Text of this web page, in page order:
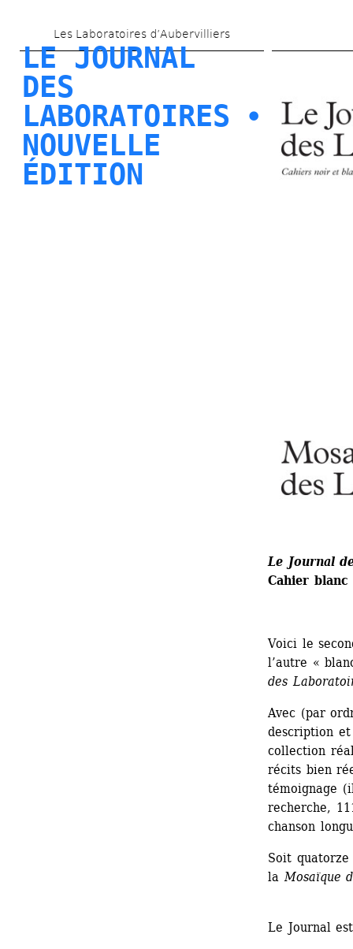
au
contenu
Les Laboratoires d’Aubervilliers
LE JOURNAL
DES
LABORATOIRES ⦁
NOUVELLE
ÉDITION
Le Journal
Cahier blanc
Voici le
l’autre «
des
Avec (par
description
collection
récits bien
témoignage
recherche,
chanson
Soit
la Mosaïque
Le Journal